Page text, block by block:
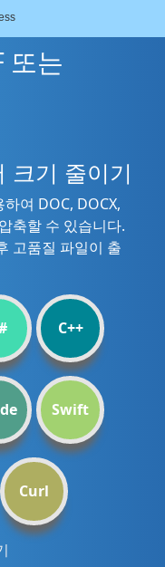
또는
크기 줄이기
하여 DOC, DOCX,
축할 수 있습니다.
고품질 파일이 출
C++
Swift
Curl